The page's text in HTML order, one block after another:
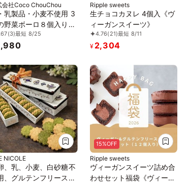
会社Coco ChouChou
乳製品・小麦不使用 3
野菜ボーロ８個入り
ィーガンスイーツ》
ルテンフリー》
(3)最短 8/25
Ripple sweets
生チョコカヌレ 4個入《ヴ
ィーガンスイーツ》
4.76(21)最短 8/11
¥ 2,304
NICOLE
、乳、小麦、白砂糖不
、グルテンフリースイ
15%OFF
Ripple sweets
ヴィーガンスイーツ詰め合
わせセット福袋《ヴィーガ